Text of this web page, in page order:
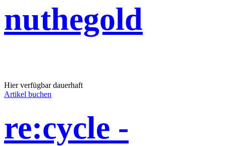
nuthegold
Hier verfügbar dauerhaft
Artikel buchen
re:cycle -